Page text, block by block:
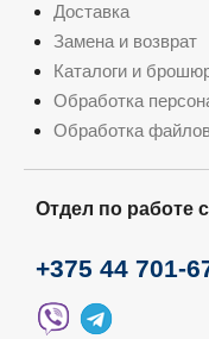
Доставка
Замена и возврат
Каталоги и
Обработка
Обработка
Отдел по работе
+375 44 701-